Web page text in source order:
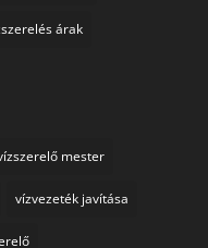
árak
mester
vízvezeték javítása